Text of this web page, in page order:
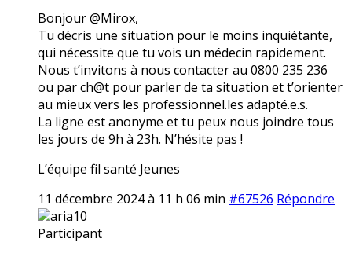
Bonjour @Mirox,
Tu décris une situation pour le moins inquiétante,
qui nécessite que tu vois un médecin rapidement.
Nous t’invitons à nous contacter au 0800 235 236
ou par ch@t pour parler de ta situation et t’orienter
au mieux vers les professionnel.les adapté.e.s.
La ligne est anonyme et tu peux nous joindre tous
les jours de 9h à 23h. N’hésite pas !
L’équipe fil santé Jeunes
11 décembre 2024 à 11 h 06 min #67526 Répondre
aria10
Participant